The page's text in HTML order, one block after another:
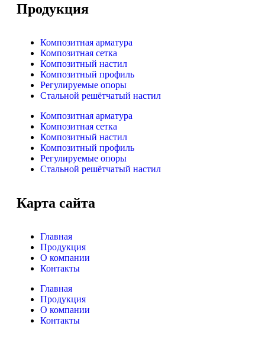
Продукция
Композитная арматура
Композитная сетка
Композитный настил
Композитный профиль
Регулируемые опоры
Стальной решётчатый настил
Композитная арматура
Композитная сетка
Композитный настил
Композитный профиль
Регулируемые опоры
Стальной решётчатый настил
Карта сайта
Главная
Продукция
О компании
Контакты
Главная
Продукция
О компании
Контакты